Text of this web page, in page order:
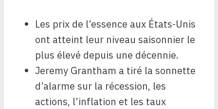
Les prix de l’essence aux États-Unis
ont atteint leur niveau saisonnier le
plus élevé depuis une décennie.
Jeremy Grantham a tiré la sonnette
d’alarme sur la récession, les
actions, l’inflation et les taux